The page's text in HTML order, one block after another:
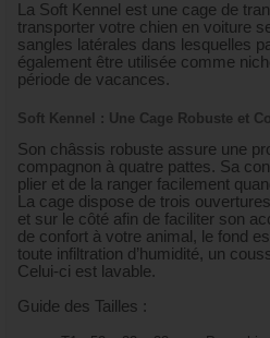
La Soft Kennel est une cage de
transporter votre chien en voiture
sangles latérales dans lesquelles
également être utilisée comme
période de vacances.
Soft Kennel : Une Cage Robuste et
Son châssis robuste assure une
compagnon à quatre pattes. Sa
plier et de la ranger facilement
La cage dispose de trois
et sur le côté afin de faciliter son
de confort à votre animal, le fond
toute infiltration d’humidité, un
Celui-ci est lavable.
Guide des Tailles :